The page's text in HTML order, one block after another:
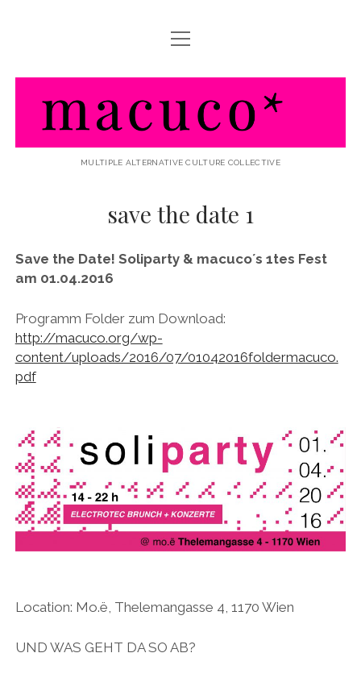
HOME
ABOUT MACUCO
AKTIVITÃ¤TEN / WHAT WE DO
LINKS / FRIENDS & PARTNERS
Menü
öffnen
macuco
MULTIPLE ALTERNATIVE CULTURE COLLECTIVE
save the date 1
Save the Date! Soliparty & macuco´s 1tes Fest
am 01.04.2016
Programm Folder zum Download:
http://macuco.org/wp-
content/uploads/2016/07/01042016foldermacuco.
pdf
Location: Mo.ë, Thelemangasse 4, 1170 Wien
UND WAS GEHT DA SO AB?